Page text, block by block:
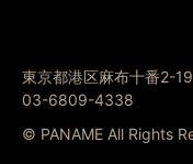
東京都港区麻布十番2-
03-6809-4338
© PANAME All Rights